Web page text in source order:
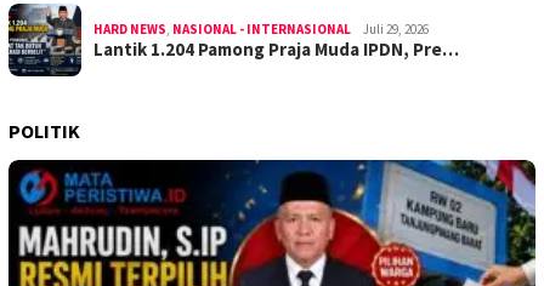
HARD NEWS, NASIONAL - INTERNASIONAL Juli 29, 2026
Lantik 1.204 Pamong Praja Muda IPDN, Pre…
POLITIK